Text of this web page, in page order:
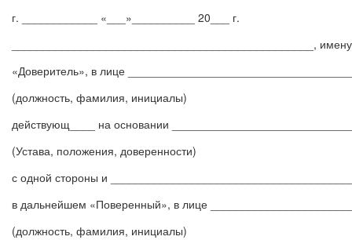
г. ____________ «___»__________ 20___ г.
________________________________________________,
«Доверитель», в лице
(должность, фамилия, инициалы)
действующ____ на основании
(Устава, положения, доверенности)
с одной стороны и
в дальнейшем «Поверенный», в лице
(должность, фамилия, инициалы)